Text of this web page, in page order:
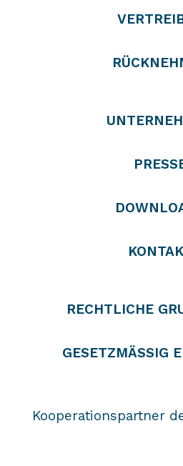
RECHTLICHE
GESETZMÄSSIG
Kooperationspartner